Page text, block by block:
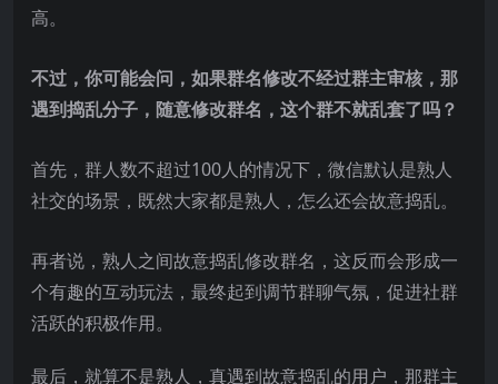
高。
不过，你可能会问，如果群名修改不经过群主审核，那
遇到捣乱分子，随意修改群名，这个群不就乱套了吗？
首先，群人数不超过100人的情况下，微信默认是熟人
社交的场景，既然大家都是熟人，怎么还会故意捣乱。
再者说，熟人之间故意捣乱修改群名，这反而会形成一
个有趣的互动玩法，最终起到调节群聊气氛，促进社群
活跃的积极作用。
最后，就算不是熟人，真遇到故意捣乱的用户，那群主